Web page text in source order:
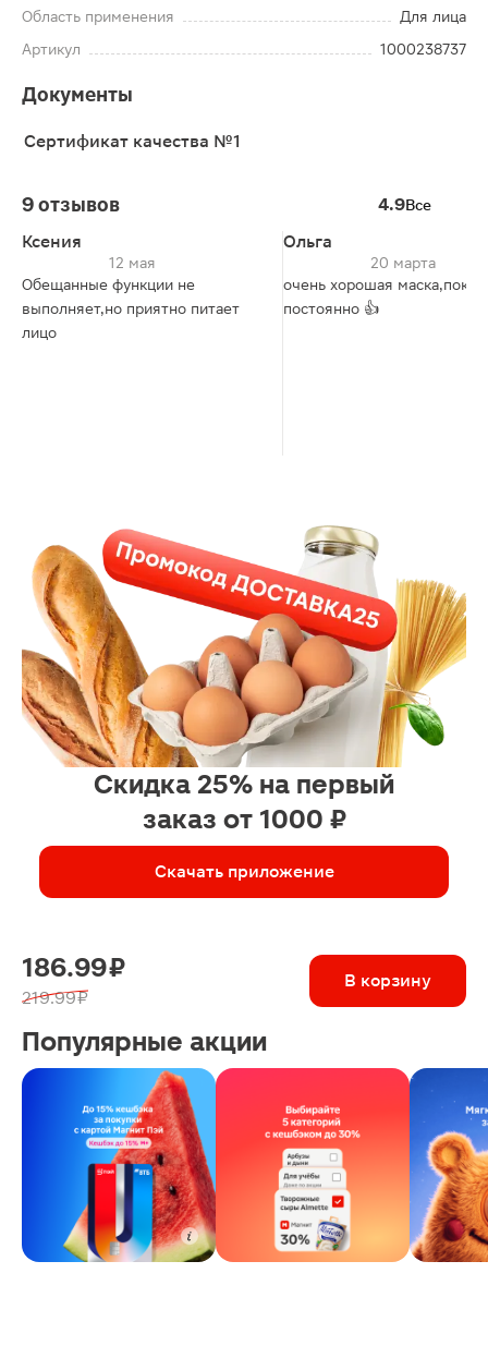
Область применения
Для лица
Артикул
1000238737
Документы
Сертификат качества №1
9 отзывов 4.9Все
Ксения
12 мая
Обещанные функции не
выполняет,но приятно питает
лицо
Ольга
20 марта
очень хорошая
постоянно 👍
Скидка 25% на первый
заказ от 1000 ₽
Скачать приложение
186.99 ₽
219.99 ₽
В корзину
Популярные акции